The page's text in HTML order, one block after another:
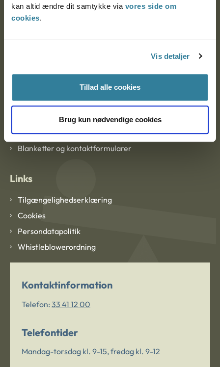
kan altid ændre dit samtykke via vores side om
cookies.
Vis detaljer
Tillad alle cookies
Brug kun nødvendige cookies
Ankestyrelsen København
CVR: 1007 4002
Om Ankestyrelsen
Om Ankestyrelsen
Blanketter og kontaktformularer
Links
Tilgængelighedserklæring
Cookies
Persondatapolitik
Whistleblowerordning
Kontaktinformation
Telefon: 33 41 12 00
Telefontider
Mandag-torsdag kl. 9-15, fredag kl. 9-12